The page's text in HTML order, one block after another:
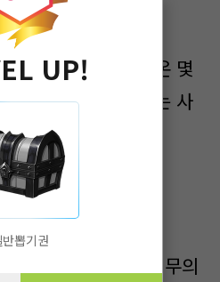
동을 듣고 막 달려온 몇
책상에 엎어져 있는 사
다.
들은 다음 순간, 전무의
UP!
반뽑기권